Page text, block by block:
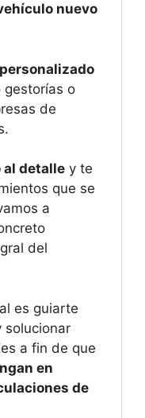
nuevo
gestorías o
de
al detalle y te
que se
a
del
es guiarte
solucionar
a fin de que
en
de